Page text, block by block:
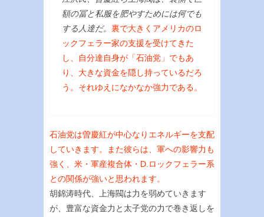
額の冨と私服を肥やすためには何でも
する人達だ。 裏で大きくアメリカのロ
ックフェラー家の支援を受けてきた
し、自分達自身が「石油党」でもあ
り、大きな資金を隠し持っているだろ
う。それゆえになかなか強力である。
石油党は曽慶紅が中心なりエネルギーを支配
していきます。また彼らは、軍への影響力も
強く、米・軍産複合体・D.ロックフェラー系
との関係が強いと思われます。
胡錦涛時代、上海閥は力を弱めていきます
が、豊富な資金力と太子党の力で巻き返しを